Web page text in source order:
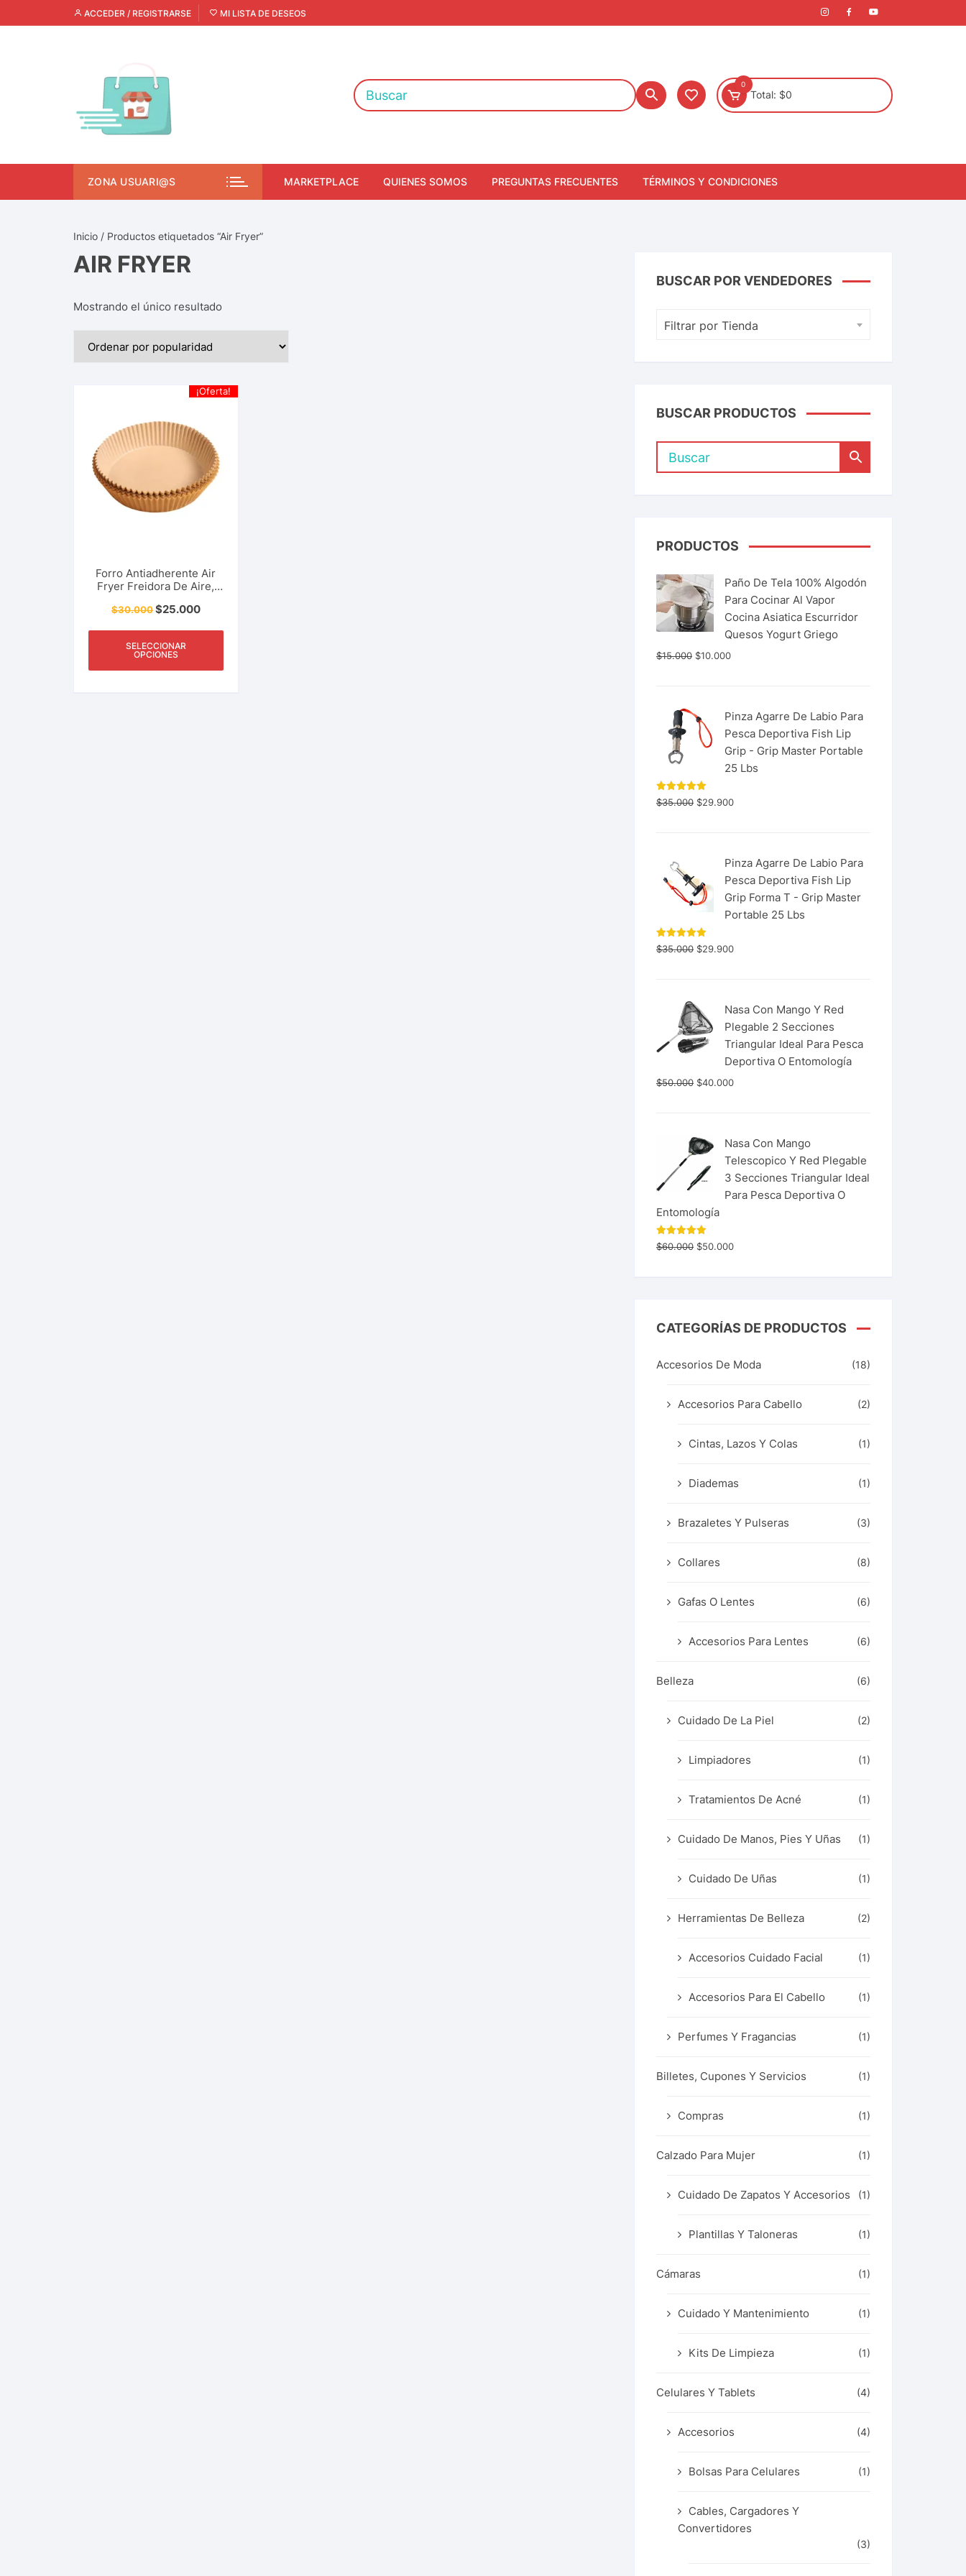
ACCEDER / REGISTRARSE MI LISTA DE DESEOS
0
Total: $0
ZONA USUARI@S MARKETPLACE QUIENES SOMOS PREGUNTAS FRECUENTES TÉRMINOS Y CONDICIONES
Inicio / Productos etiquetados “Air Fryer”
AIR FRYER
Mostrando el único resultado
¡Oferta!
Forro Antiadherente Air
Fryer Freidora De Aire,
Cocinar, Hornear.
Más.
$30.000$25.000
SELECCIONAR
OPCIONES
BUSCAR POR VENDEDORES
Filtrar por Tienda
BUSCAR PRODUCTOS
PRODUCTOS
Paño De Tela 100% Algodón
Para Cocinar Al Vapor
Cocina Asiatica Escurridor
Quesos Yogurt Griego
$15.000 $10.000
Pinza Agarre De Labio Para
Pesca Deportiva Fish Lip
Grip - Grip Master Portable
25 Lbs
Valorado
con 5.00
$35.000 $29.900
Pinza Agarre De Labio Para
Pesca Deportiva Fish Lip
Grip Forma T - Grip Master
Portable 25 Lbs
Valorado
con 5.00
$35.000 $29.900
Nasa Con Mango Y Red
Plegable 2 Secciones
Triangular Ideal Para Pesca
Deportiva O Entomología
$50.000 $40.000
Nasa Con Mango
Telescopico Y Red Plegable
3 Secciones Triangular Ideal
Para Pesca Deportiva O
Entomología
Valorado
con 5.00
$60.000 $50.000
CATEGORÍAS DE PRODUCTOS
Accesorios De Moda (18)
Accesorios Para Cabello (2)
Cintas, Lazos Y Colas (1)
Diademas (1)
Brazaletes Y Pulseras (3)
Collares (8)
Gafas O Lentes (6)
Accesorios Para Lentes (6)
Belleza (6)
Cuidado De La Piel (2)
Limpiadores (1)
Tratamientos De Acné (1)
Cuidado De Manos, Pies Y Uñas (1)
Cuidado De Uñas (1)
Herramientas De Belleza (2)
Accesorios Cuidado Facial (1)
Accesorios Para El Cabello (1)
Perfumes Y Fragancias (1)
Billetes, Cupones Y Servicios (1)
Compras (1)
Calzado Para Mujer (1)
Cuidado De Zapatos Y Accesorios (1)
Plantillas Y Taloneras (1)
Cámaras (1)
Cuidado Y Mantenimiento (1)
Kits De Limpieza (1)
Celulares Y Tablets (4)
Accesorios (4)
Bolsas Para Celulares (1)
Cables, Cargadores Y
Convertidores
(3)